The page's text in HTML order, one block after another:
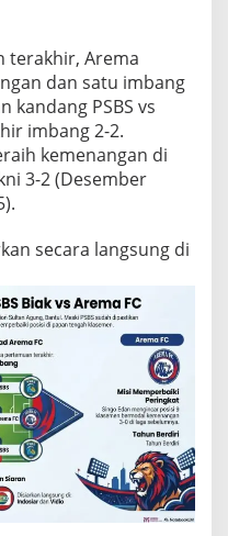
terakhir, Arema
dan satu imbang
kandang PSBS vs
imbang 2-2.
kemenangan di
3-2 (Desember
secara langsung di